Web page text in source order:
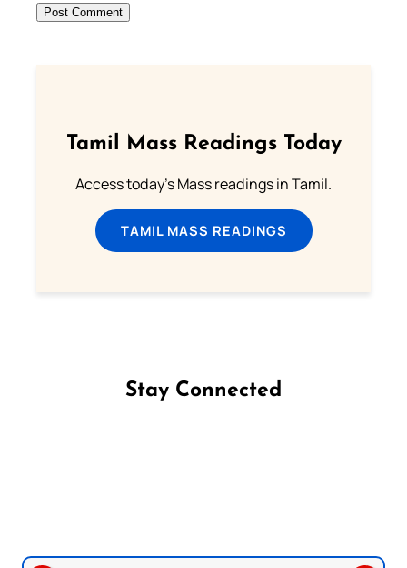
Tamil Mass Readings Today
Access today's Mass readings in Tamil.
TAMIL MASS READINGS
Stay Connected